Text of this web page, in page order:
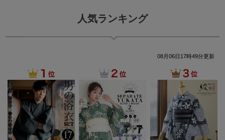
人気ランキング